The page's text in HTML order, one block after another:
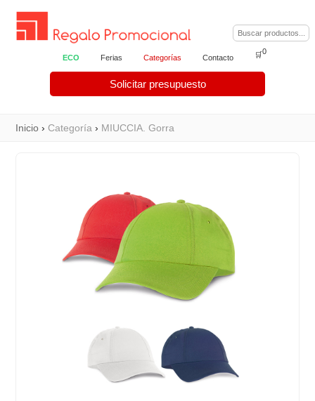
ECO Ferias Categorías Contacto
Solicitar presupuesto
🛒0
Inicio ›Categoría › MIUCCIA. Gorra